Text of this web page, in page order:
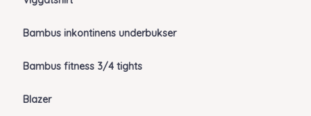
Bambus inkontinens underbukser
Bambus fitness 3/4 tights
Blazer